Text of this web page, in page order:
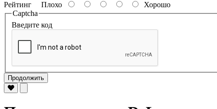
Рейтинг Плохо
Хорошо
Captcha
Введите код
Продолжить